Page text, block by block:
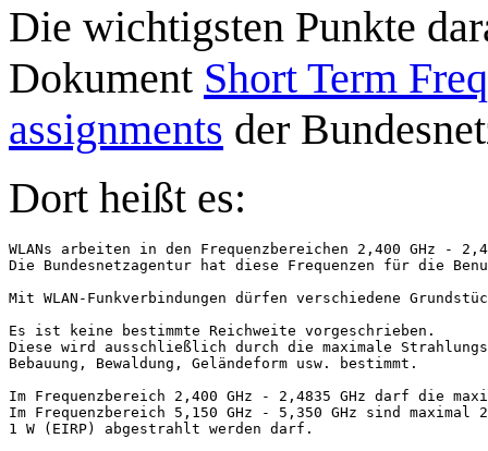
Die wichtigsten Punkte
Dokument Short Term
assignments der
Dort heißt es:
WLANs arbeiten in den Frequenzbereichen 2,400 GHz -
Die Bundesnetzagentur hat diese Frequenzen für die
Mit WLAN-Funkverbindungen dürfen verschiedene
Es ist keine bestimmte Reichweite vorgeschrieben.
Diese wird ausschließlich durch die maximale
Bebauung, Bewaldung, Geländeform usw. bestimmt.
Im Frequenzbereich 2,400 GHz - 2,4835 GHz darf die
Im Frequenzbereich 5,150 GHz - 5,350 GHz sind
1 W (EIRP) abgestrahlt werden darf.